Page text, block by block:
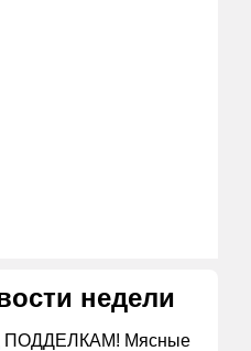
недели
ПОДДЕЛКАМ! Мясные